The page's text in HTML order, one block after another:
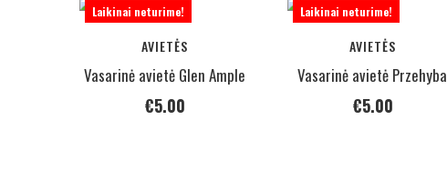
Laikinai neturime!
AVIETĖS
Vasarinė avietė Glen Ample
€5.00
Laikinai neturime!
AVIETĖS
Vasarinė avietė Przehyba
€5.00